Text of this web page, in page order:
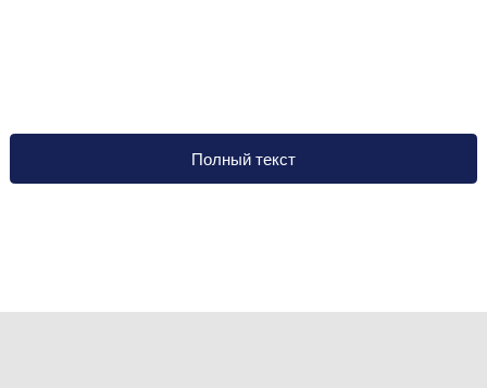
Полный текст